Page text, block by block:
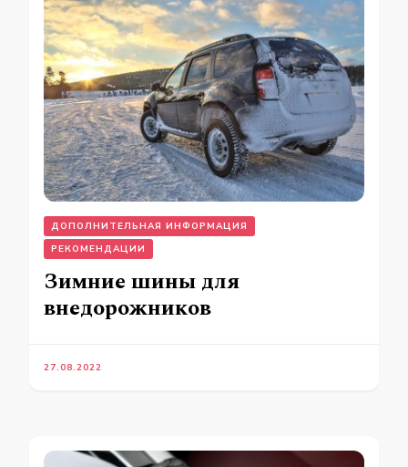
ДОПОЛНИТЕЛЬНАЯ ИНФОРМАЦИЯ
РЕКОМЕНДАЦИИ
Зимние шины для
внедорожников
27.08.2022